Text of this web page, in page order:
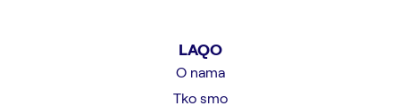
LAQO
O nama
Tko smo